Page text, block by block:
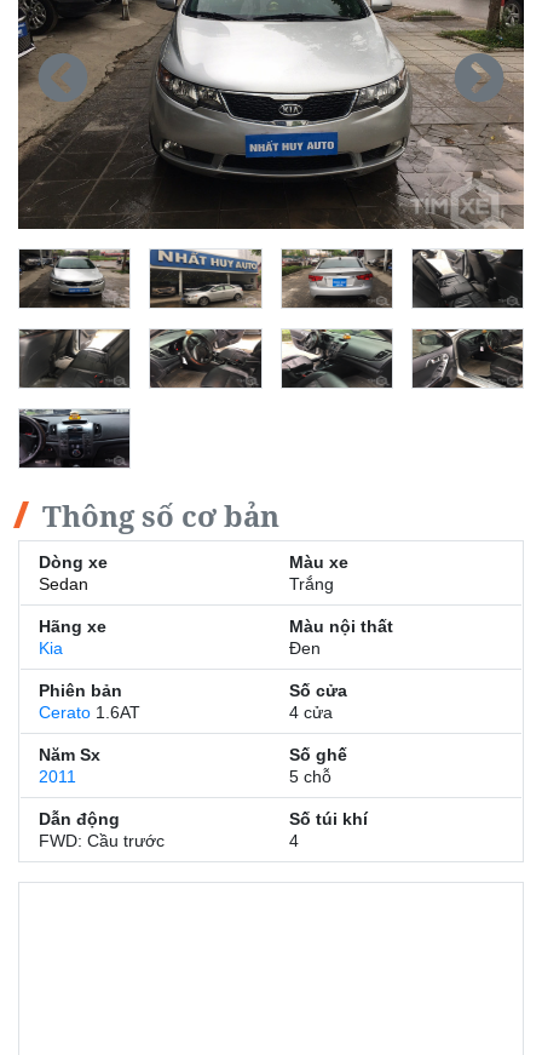
Thông số cơ bản
Dòng xe
Sedan
Hãng xe
Kia
Phiên bản
Cerato 1.6AT
Năm Sx
2011
Dẫn động
FWD: Cầu trước
Màu xe
Trắng
Màu nội thất
Đen
Số cửa
4 cửa
Số ghế
5 chỗ
Số túi khí
4